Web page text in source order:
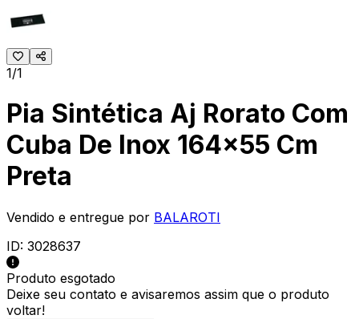
1/1
Pia Sintética Aj Rorato Com
Cuba De Inox 164x55 Cm
Preta
Vendido e entregue por BALAROTI
ID: 3028637
Produto esgotado
Deixe seu contato e avisaremos assim que o produto
voltar!